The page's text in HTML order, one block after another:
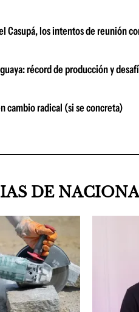
Casupá, los intentos de reunión
récord de producción y
cambio radical (si se concreta)
DE